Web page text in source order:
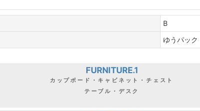
B
ゆうパック
FURNITURE.1
カップボード・キャビネット・チェスト
テーブル・デスク